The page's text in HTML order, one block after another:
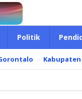
Politik